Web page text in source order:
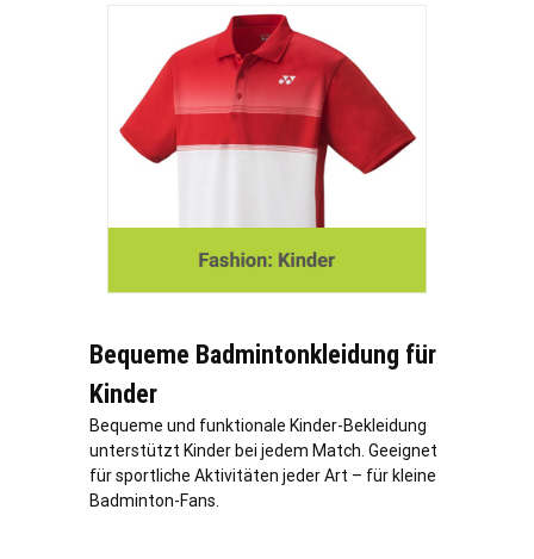
Bequeme Badmintonkleidung für
Kinder
Bequeme und funktionale Kinder-Bekleidung
unterstützt Kinder bei jedem Match. Geeignet
für sportliche Aktivitäten jeder Art – für kleine
Badminton-Fans.